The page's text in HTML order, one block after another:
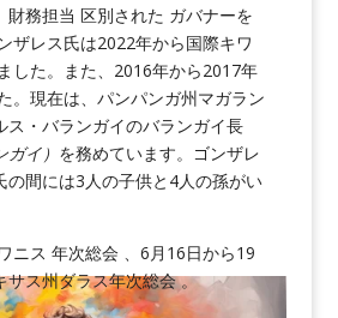
財務担当 区別された ガバナーを
ザレス氏は2022年から国際キワ
した。また、2016年から2017年
。現在は、パンパンガ州マガラン
ス・バランガイのバランガイ長
イ） を務めています。ゴンザレ
の間には3人の子供と4人の孫がい
ニス 年次総会 、6月16日から19
サス州ダラス年次総会 。